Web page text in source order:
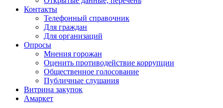
Контакты
Телефонный справочник
Для граждан
Для организаций
Опросы
Мнения горожан
Оценить противодействие коррупции
Общественное голосование
Публичные слушания
Витрина закупок
Амаркет